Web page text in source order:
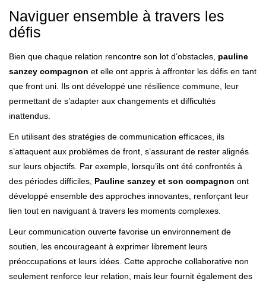
Naviguer ensemble à travers les
défis
Bien que chaque relation rencontre son lot d’obstacles, pauline
sanzey compagnon et elle ont appris à affronter les défis en tant
que front uni. Ils ont développé une résilience commune, leur
permettant de s’adapter aux changements et difficultés
inattendus.
En utilisant des stratégies de communication efficaces, ils
s’attaquent aux problèmes de front, s’assurant de rester alignés
sur leurs objectifs. Par exemple, lorsqu’ils ont été confrontés à
des périodes difficiles, Pauline sanzey et son compagnon ont
développé ensemble des approches innovantes, renforçant leur
lien tout en naviguant à travers les moments complexes.
Leur communication ouverte favorise un environnement de
soutien, les encourageant à exprimer librement leurs
préoccupations et leurs idées. Cette approche collaborative non
seulement renforce leur relation, mais leur fournit également des